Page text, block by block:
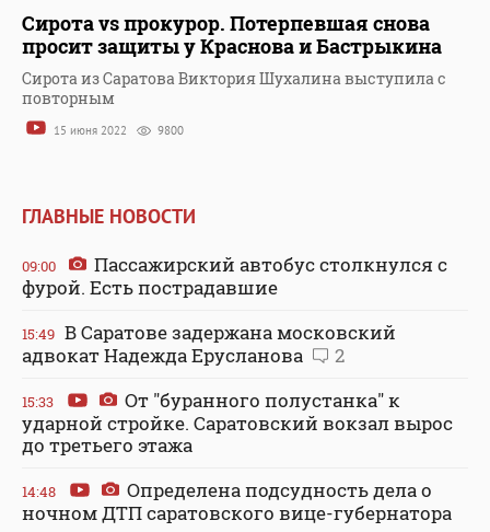
Сирота vs прокурор. Потерпевшая снова
просит защиты у Краснова и Бастрыкина
Сирота из Саратова Виктория Шухалина выступила с
повторным
15 июня 2022 9800
ГЛАВНЫЕ НОВОСТИ
09:00
Пассажирский автобус столкнулся с
фурой. Есть пострадавшие
15:49 В Саратове задержана московский
адвокат Надежда Ерусланова
2
15:33
От "буранного полустанка" к
ударной стройке. Саратовский вокзал вырос
до третьего этажа
14:48
Определена подсудность дела о
ночном ДТП саратовского вице-губернатора